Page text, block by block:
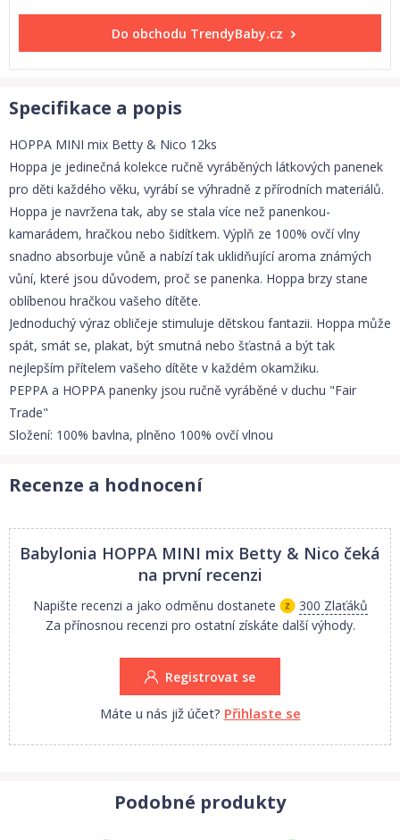
Do obchodu TrendyBaby.cz
Specifikace a popis
HOPPA MINI mix Betty & Nico 12ks
Hoppa je jedinečná kolekce ručně vyráběných látkových panenek
pro děti každého věku, vyrábí se výhradně z přírodních materiálů.
Hoppa je navržena tak, aby se stala více než panenkou-
kamarádem, hračkou nebo šidítkem. Výplň ze 100% ovčí vlny
snadno absorbuje vůně a nabízí tak uklidňující aroma známých
vůní, které jsou důvodem, proč se panenka. Hoppa brzy stane
oblíbenou hračkou vašeho dítěte.
Jednoduchý výraz obličeje stimuluje dětskou fantazii. Hoppa může
spát, smát se, plakat, být smutná nebo šťastná a být tak
nejlepším přítelem vašeho dítěte v každém okamžiku.
PEPPA a HOPPA panenky jsou ručně vyráběné v duchu "Fair
Trade"
Složení: 100% bavlna, plněno 100% ovčí vlnou
Recenze a hodnocení
Babylonia HOPPA MINI mix Betty & Nico čeká
na první recenzi
Napište recenzi a jako odměnu dostanete
300 Zlaťáků
Za přínosnou recenzi pro ostatní získáte další výhody.
Registrovat se
Máte u nás již účet? Přihlaste se
Podobné produkty